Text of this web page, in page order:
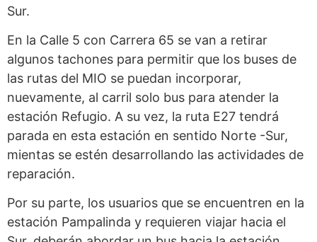
Sur.
En la Calle 5 con Carrera 65 se van a retirar
algunos tachones para permitir que los buses de
las rutas del MIO se puedan incorporar,
nuevamente, al carril solo bus para atender la
estación Refugio. A su vez, la ruta E27 tendrá
parada en esta estación en sentido Norte -Sur,
mientas se estén desarrollando las actividades de
reparación.
Por su parte, los usuarios que se encuentren en la
estación Pampalinda y requieren viajar hacia el